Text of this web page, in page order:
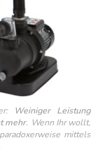
Weiniger Leistung
mehr. Wenn Ihr wollt,
mittels